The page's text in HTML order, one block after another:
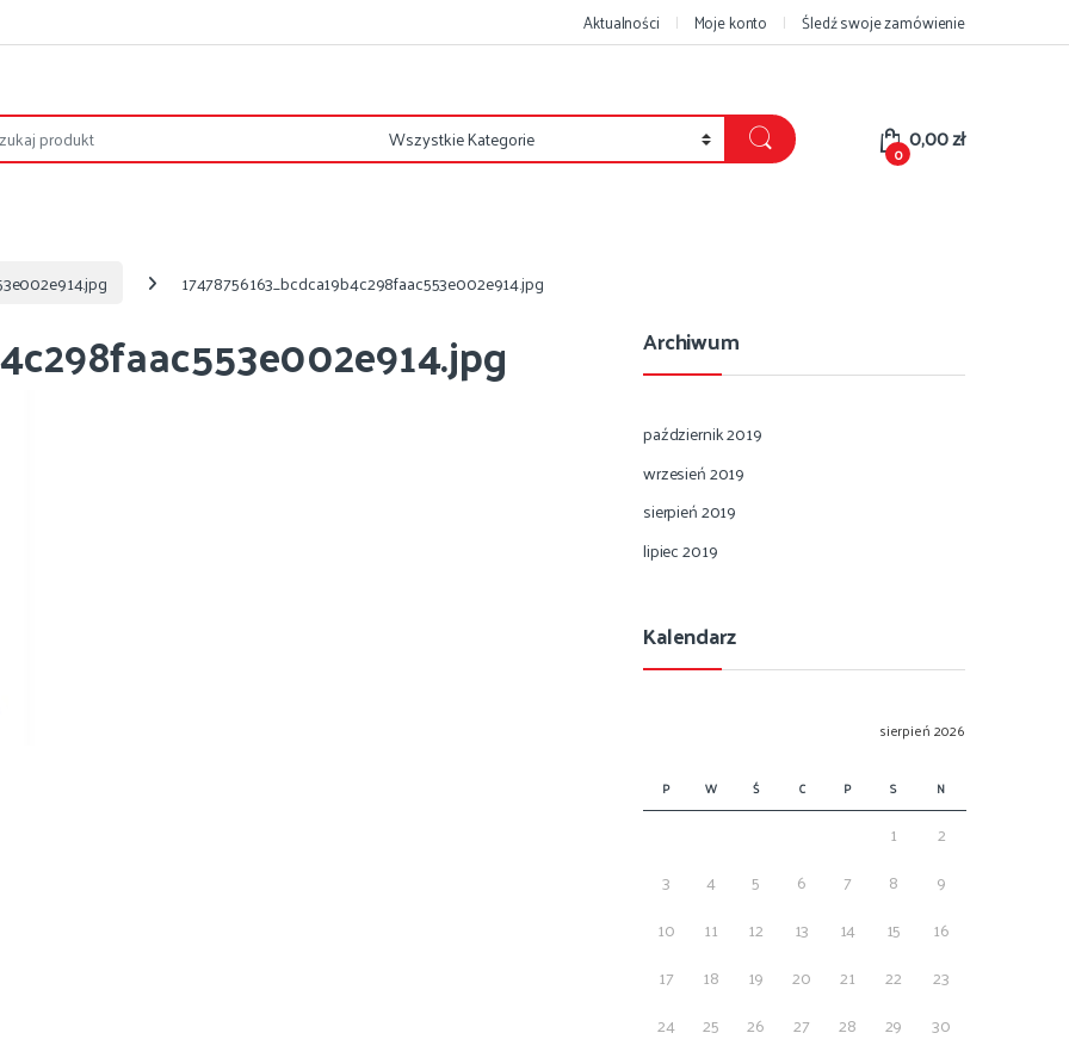
Aktualności Moje konto Śledź swoje zamówienie
0 0,00zł
17478756163_bcdca19b4c298faac553e002e914.jpg
Archiwum
październik 2019
wrzesień 2019
sierpień 2019
lipiec 2019
Kalendarz
sierpień 2026
P W Ś C P S N
1
2
3
4 5 6 7 8
9
10
11 12 13 14 15
16
17
18 19 20 21 22
23
24
25 26 27 28 29
30